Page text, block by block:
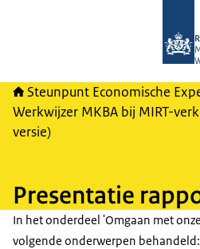
Steunpunt Economische
Werkwijzer MKBA bij MIRT-
versie)
Presentatie
In het onderdeel 'Omgaan met
volgende onderwerpen behandeld: